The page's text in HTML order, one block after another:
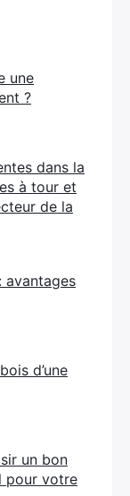
une
?
dans la
à tour et
de la
avantages
d’une
un bon
pour votre